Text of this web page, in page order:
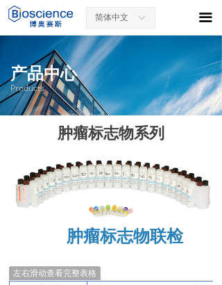
끀
ꀅ
简体中文
肿瘤标志物联检
左右滑动查看完整表格
肿瘤标志物系列
产品中心
Products